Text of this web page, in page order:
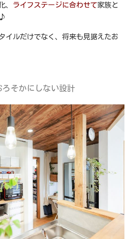
、 ライフステー ジに合わせて家族と
イルだけでなく、将来も見据えたお
そかにしない設計